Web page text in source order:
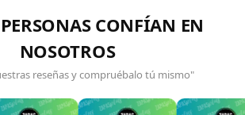
CONFÍAN EN
NOSOTROS
reseñas y compruébalo tú mismo"